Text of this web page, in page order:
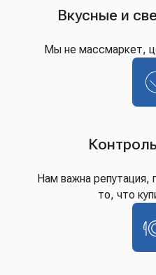
Вкусные и
Мы не массмаркет,
Нам важна
то, что